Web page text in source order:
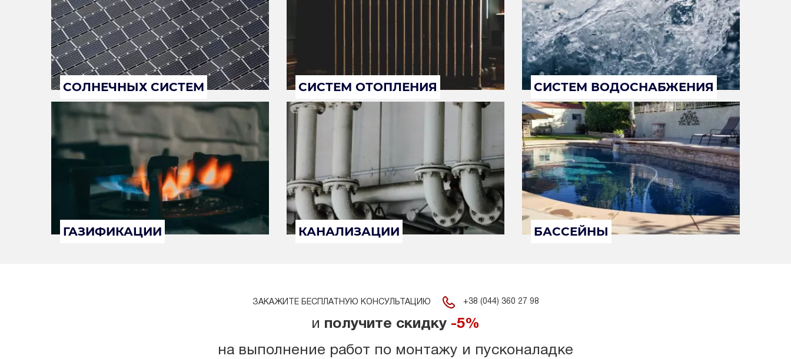
СОЛНЕЧНЫХ СИСТЕМ СИСТЕМ ОТОПЛЕНИЯ СИСТЕМ ВОДОСНАБЖЕНИЯ
ГАЗИФИКАЦИИ КАНАЛИЗАЦИИ БАССЕЙНЫ
ЗАКАЖИТЕ БЕСПЛАТНУЮ КОНСУЛЬТАЦИЮ +38 (044) 360 27 98
и получите скидку -5%
на выполнение работ по монтажу и пусконаладке